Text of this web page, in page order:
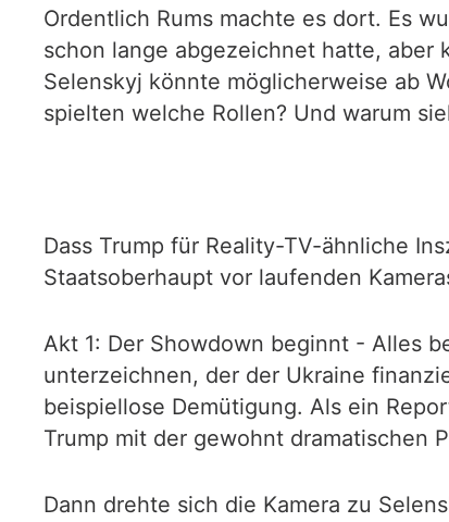
Ordentlich Rums machte es dort. Es
schon lange abgezeichnet hatte, aber
Selenskyj könnte möglicherweise ab
spielten welche Rollen? Und warum
Dass Trump für Reality-TV-ähnliche
Staatsoberhaupt vor laufenden
Akt 1: Der Showdown beginnt - Alles
unterzeichnen, der der Ukraine
beispiellose Demütigung. Als ein
Trump mit der gewohnt dramatischen
Dann drehte sich die Kamera zu